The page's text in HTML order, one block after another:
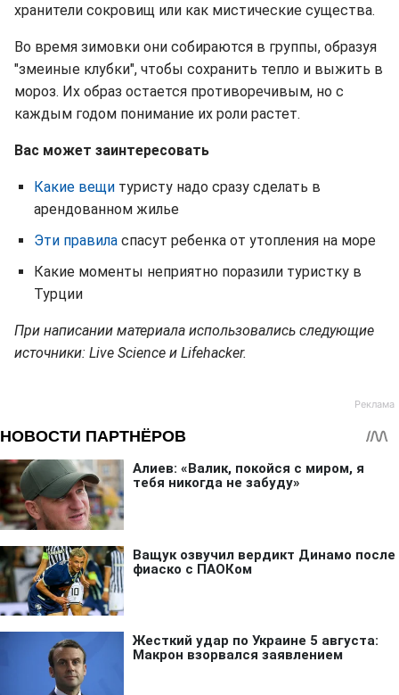
хранители сокровищ или как мистические существа.
Во время зимовки они собираются в группы, образуя
"змеиные клубки", чтобы сохранить тепло и выжить в
мороз. Их образ остается противоречивым, но с
каждым годом понимание их роли растет.
Вас может заинтересовать
Какие вещи туристу надо сразу сделать в
арендованном жилье
Эти правила спасут ребенка от утопления на море
Какие моменты неприятно поразили туристку в
Турции
При написании материала использовались следующие
источники: Live Science и Lifehacker.